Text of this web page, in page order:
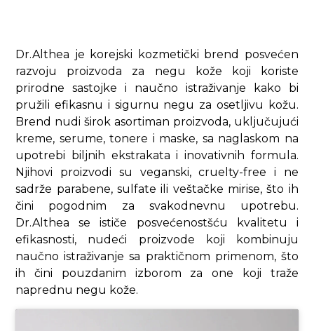
Dr.Althea je korejski kozmetički brend posvećen
razvoju proizvoda za negu kože koji koriste
prirodne sastojke i naučno istraživanje kako bi
pružili efikasnu i sigurnu negu za osetljivu kožu.
Brend nudi širok asortiman proizvoda, uključujući
kreme, serume, tonere i maske, sa naglaskom na
upotrebi biljnih ekstrakata i inovativnih formula.
Njihovi proizvodi su veganski, cruelty-free i ne
sadrže parabene, sulfate ili veštačke mirise, što ih
čini pogodnim za svakodnevnu upotrebu.
Dr.Althea se ističe posvećenostšću kvalitetu i
efikasnosti, nudeći proizvode koji kombinuju
naučno istraživanje sa praktičnom primenom, što
ih čini pouzdanim izborom za one koji traže
naprednu negu kože.